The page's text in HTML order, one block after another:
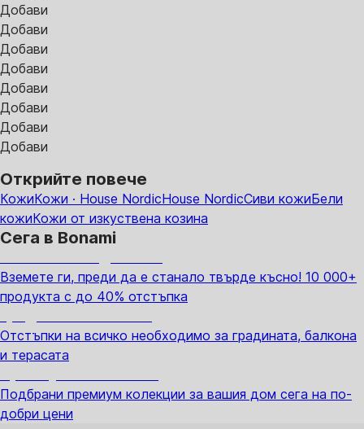
Добави
Добави
Добави
Добави
Добави
Добави
Добави
Добави
Открийте повече
КожиКожи · House NordicHouse NordicСиви кожиБели
кожиКожи от изкуствена козина
Сега в Bonami
Вземете ги, преди да е станало твърде късно! 10 000+
продукта с до 40% отстъпка
Отстъпки на всичко необходимо за градината, балкона
и терасата
Подбрани премиум колекции за вашия дом сега на по-
добри цени